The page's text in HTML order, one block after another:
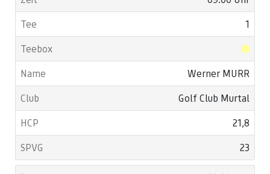
1
Werner MURR
Golf Club Murtal
21,8
23